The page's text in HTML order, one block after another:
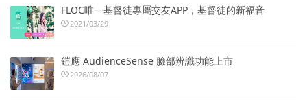
FLOC唯一基督徒專屬交友APP，基督徒的新福音
2021/03/29
鎧應 AudienceSense 臉部辨識功能上市
2026/08/07